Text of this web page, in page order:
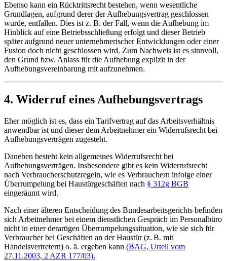
Ebenso kann ein Rücktrittsrecht bestehen, wenn wesentliche
Grundlagen, aufgrund derer der Aufhebungsvertrag geschlossen
wurde, entfallen. Dies ist z. B. der Fall, wenn die Aufhebung im
Hinblick auf eine Betriebsschließung erfolgt und dieser Betrieb
später aufgrund neuer unternehmerischer Entwicklungen oder einer
Fusion doch nicht geschlossen wird. Zum Nachweis ist es sinnvoll,
den Grund bzw. Anlass für die Aufhebung explizit in der
Aufhebungsvereinbarung mit aufzunehmen.
4. Widerruf eines Aufhebungsvertrags
Eher möglich ist es, dass ein Tarifvertrag auf das Arbeitsverhältnis
anwendbar ist und dieser dem Arbeitnehmer ein Widerrufsrecht bei
Aufhebungsverträgen zugesteht.
Daneben besteht kein allgemeines Widerrufsrecht bei
Aufhebungsverträgen. Insbesondere gibt es kein Widerrufsrecht
nach Verbraucherschutzregeln, wie es Verbrauchern infolge einer
Überrumpelung bei Haustürgeschäften nach § 312g BGB
eingeräumt wird.
Nach einer älteren Entscheidung des Bundesarbeitsgerichts befinden
sich Arbeitnehmer bei einem dienstlichen Gespräch im Personalbüro
nicht in einer derartigen Überrumpelungssituation, wie sie sich für
Verbraucher bei Geschäften an der Haustür (z. B. mit
Handelsvertretern) o. ä. ergeben kann (BAG, Urteil vom
27.11.2003, 2 AZR 177/03).